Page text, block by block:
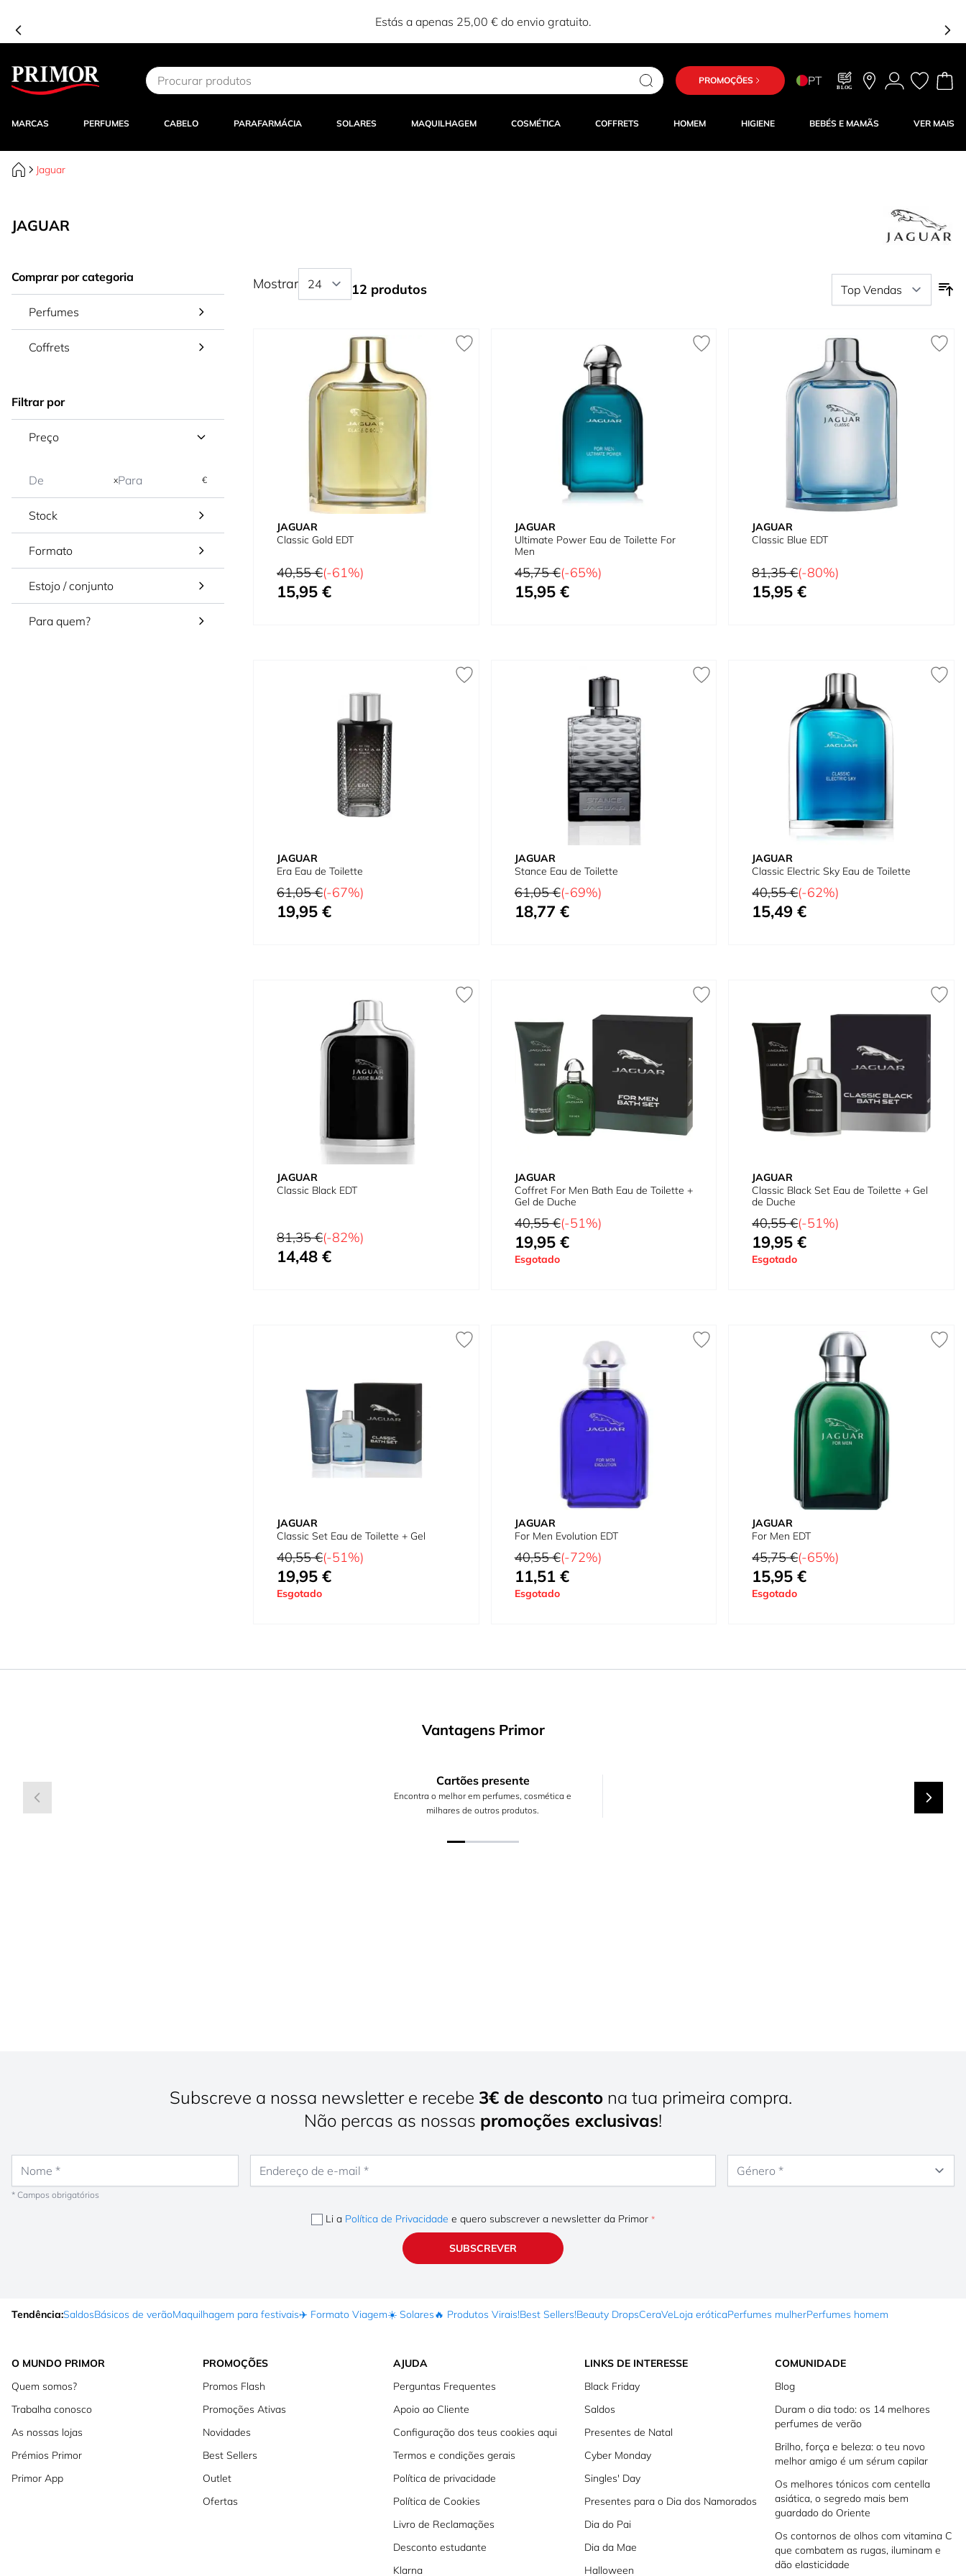
Estás a apenas 25,00 € do envio gratuito.
Ir para o Conteúdo
PROMOÇÕES PT BLOG
MARCAS PERFUMES CABELO PARAFARMÁCIA SOLARES MAQUILHAGEM COSMÉTICA COFFRETS HOMEM HIGIENE BEBÉS E MAMÃS VER MAIS
Jaguar
JAGUAR
Comprar por categoria
Perfumes
Coffrets
Filtrar por
Preço
x €
Stock
Formato
Estojo / conjunto
Para quem?
Mostrar 12 produtos
JAGUAR
Classic Gold EDT
Preço Normal
40,55 €(-61%)
Preço Especial
15,95 €
JAGUAR
Ultimate Power Eau de Toilette For
Men
Preço Normal
45,75 €(-65%)
Preço Especial
15,95 €
JAGUAR
Classic Blue EDT
Preço Normal
81,35 €(-80%)
Preço Especial
15,95 €
JAGUAR
Era Eau de Toilette
Preço Normal
61,05 €(-67%)
Preço Especial
19,95 €
JAGUAR
Stance Eau de Toilette
Preço Normal
61,05 €(-69%)
Preço Especial
18,77 €
JAGUAR
Classic Electric Sky Eau de Toilette
Preço Normal
40,55 €(-62%)
Preço Especial
15,49 €
JAGUAR
Classic Black EDT
Preço Normal
81,35 €(-82%)
Preço Especial
14,48 €
JAGUAR
Coffret For Men Bath Eau de Toilette +
Gel de Duche
Preço Normal
40,55 €(-51%)
Preço Especial
19,95 €
Esgotado
JAGUAR
Classic Black Set Eau de Toilette + Gel
de Duche
Preço Normal
40,55 €(-51%)
Preço Especial
19,95 €
Esgotado
JAGUAR
Classic Set Eau de Toilette + Gel
Preço Normal
40,55 €(-51%)
Preço Especial
19,95 €
Esgotado
JAGUAR
For Men Evolution EDT
Preço Normal
40,55 €(-72%)
Preço Especial
11,51 €
Esgotado
JAGUAR
For Men EDT
Preço Normal
45,75 €(-65%)
Preço Especial
15,95 €
Esgotado
Vantagens Primor
Cartões presente
Encontra o melhor em perfumes, cosmética e
milhares de outros produtos.
Subscreve a nossa newsletter e recebe 3€ de desconto na tua primeira compra.
Não percas as nossas promoções exclusivas!
* Campos obrigatórios
Li a Política de Privacidade e quero subscrever a newsletter da Primor
SUBSCREVER
Tendência:SaldosBásicos de verãoMaquilhagem para festivais✈️ Formato Viagem☀️ Solares🔥 Produtos Virais!Best Sellers!Beauty DropsCeraVeLoja eróticaPerfumes mulherPerfumes homem
O MUNDO PRIMOR
Quem somos?
Trabalha conosco
As nossas lojas
Prémios Primor
Primor App
PROMOÇÕES
Promos Flash
Promoções Ativas
Novidades
Best Sellers
Outlet
Ofertas
AJUDA
Perguntas Frequentes
Apoio ao Cliente
Configuração dos teus cookies aqui
Termos e condições gerais
Política de privacidade
Política de Cookies
Livro de Reclamações
Desconto estudante
Klarna
LINKS DE INTERESSE
Black Friday
Saldos
Presentes de Natal
Cyber Monday
Singles' Day
Presentes para o Dia dos Namorados
Dia do Pai
Dia da Mae
Halloween
COMUNIDADE
Blog
Duram o dia todo: os 14 melhores
perfumes de verão
Brilho, força e beleza: o teu novo
melhor amigo é um sérum capilar
Os melhores tónicos com centella
asiática, o segredo mais bem
guardado do Oriente
Os contornos de olhos com vitamina C
que combatem as rugas, iluminam e
dão elasticidade